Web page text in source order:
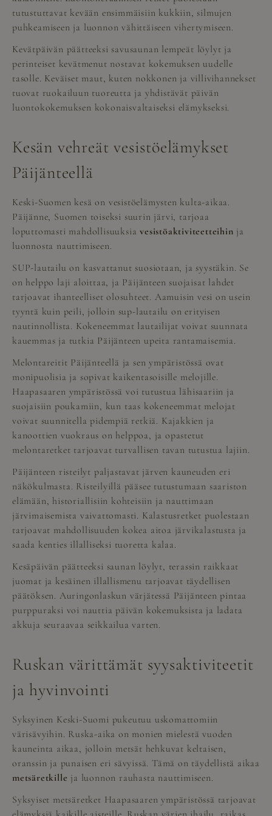
tutustuttavat kevään ensimmäisiin kukkiin, silmujen
puhkeamiseen ja luonnon vähittäiseen vihertymiseen.
Kevätpäivän päätteeksi savusaunan lempeät löylyt ja
perinteiset kevätmenut nostavat kokemuksen uudelle
tasolle. Keväiset maut, kuten nokkonen ja villivihannekset
tuovat ruokailuun tuoreutta ja yhdistävät päivän
luontokokemuksen kokonaisvaltaiseksi elämykseksi.
Kesän vehreät vesistöelämykset
Päijänteellä
Keski-Suomen kesä on vesistöelämysten kulta-aikaa.
Päijänne, Suomen toiseksi suurin järvi, tarjoaa
loputtomasti mahdollisuuksiavesistöaktiviteetteihin ja
luonnosta nauttimiseen.
SUP-lautailu on kasvattanut suosiotaan, ja syystäkin. Se
on helppo laji aloittaa, ja Päijänteen suojaisat lahdet
tarjoavat ihanteelliset olosuhteet. Aamuisin vesi on usein
tyyntä kuin peili, jolloin sup-lautailu on erityisen
nautinnollista. Kokeneemmat lautailijat voivat suunnata
kauemmas ja tutkia Päijänteen upeita rantamaisemia.
Melontareitit Päijänteellä ja sen ympäristössä ovat
monipuolisia ja sopivat kaikentasoisille melojille.
Haapasaaren ympäristössä voi tutustua lähisaariin ja
suojaisiin poukamiin, kun taas kokeneemmat melojat
voivat suunnitella pidempiä retkiä. Kajakkien ja
kanoottien vuokraus on helppoa, ja opastetut
melontaretket tarjoavat turvallisen tavan tutustua lajiin.
Päijänteen risteilyt paljastavat järven kauneuden eri
näkökulmasta. Risteilyillä pääsee tutustumaan saariston
elämään, historiallisiin kohteisiin ja nauttimaan
järvimaisemista vaivattomasti. Kalastusretket puolestaan
tarjoavat mahdollisuuden kokea aitoa järvikalastusta ja
saada kenties illalliseksi tuoretta kalaa.
Kesäpäivän päätteeksi saunan löylyt, terassin raikkaat
juomat ja kesäinen illallismenu tarjoavat täydellisen
päätöksen. Auringonlaskun värjätessä Päijänteen pintaa
purppuraksi voi nauttia päivän kokemuksista ja ladata
akkuja seuraavaa seikkailua varten.
Ruskan värittämät syysaktiviteetit
ja hyvinvointi
Syksyinen Keski-Suomi pukeutuu uskomattomiin
värisävyihin. Ruska-aika on monien mielestä vuoden
kauneinta aikaa, jolloin metsät hehkuvat keltaisen,
oranssin ja punaisen eri sävyissä. Tämä on täydellistä aikaa
metsäretkille ja luonnon rauhasta nauttimiseen.
Syksyiset metsäretket Haapasaaren ympäristössä tarjoavat